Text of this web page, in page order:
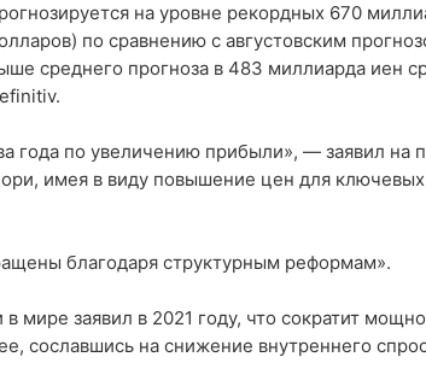
на уровне рекордных 670
по сравнению с августовским
среднего прогноза в 483 миллиарда иен
года по увеличению прибыли», — заявил на
имея в виду повышение цен для ключевых
благодаря структурным реформам».
мире заявил в 2021 году, что сократит
сославшись на снижение внутреннего